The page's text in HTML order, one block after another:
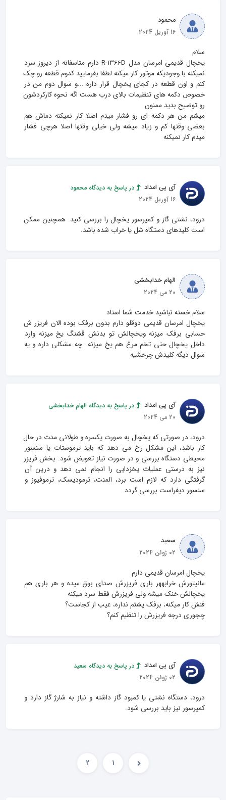
محمود
16 آوریل 2024
یخچال قدیمی امرسان مدل R-1366D دارم متاسفانه از دیروز سرد
نمیکنه با وجودیکه موتور کار میکنه لطفا بفرمایید کدوم قطعه رو چک
کنم و اون قطعه در کجای یخچال قرار داره ...و سوال دوم من در
خصوص دکمه های تنظیمات بالای درب هست اگه نحوه کارکردشون
میشم من هر دکمه ای رو فشار میدم اصلا کار نمیکنه دماش هم
بعضی وقتها کم و زیاد میشه ولی خیلی وقتها اصلا هرچی فشار
میدم کار نمیکنه
آی پی امداد
در پاسخ به دیدگاه محمود
16 آوریل 2024
درود، نشتی گاز و کمپرسور یخچال را بررسی کنید. همچنین ممکن
است کلیدهای دستگاه شل یا خراب شده باشد.
الهام خدابخشی
20 می 2024
یخچال امرسان قدیمی دوقلو دارم بدون برفک بوده الان فریزر ش
حسابی برفک میزنه ویخچالش تو بدنش قشنگ یخ میزنه وارد
داخل یخچال حتی تخم مرغ هم یخ میزنه  چه مشکلی داره و یه
سوال دیگه کلیدش چرخشیه
آی پی امداد
در پاسخ به دیدگاه الهام خدابخشی
20 می 2024
درود، در صورتی که یخچال به صورت یکسره و طولانی مدت در حال
کار باشد، این مشکل رخ می دهد که باید ترموستات یا سنسور
محیطی دستگاه بررسی و در صورت نیاز تعویض شود. بخش فریزر
نیز به درستی عملیات یخزدایی را انجام نمی دهد و درین آن
گرفتگی دارد که لازم است برد، المنت، ترمودیسک، ترموفیوز و
سنسور دیفراست بررسی گردد.
سعید
02 ژوئن 2024
مانیتورش خرابههر باری فریزرش صدای بوق میده و هر باری هم
چجوری درجه فریزرش را تنظیم کنم؟
آی پی امداد
در پاسخ به دیدگاه سعید
02 ژوئن 2024
درود، دستگاه نشتی یا کمبود گاز داشته و نیاز به شارژ گاز دارد و
کمپرسور نیز باید بررسی شود.
1
2